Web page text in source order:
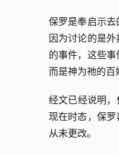
保罗是奉启示去
因为讨论的是
的事件，这些
而是神为祂的百
经文已经说明
现在时态，保
从未更改。